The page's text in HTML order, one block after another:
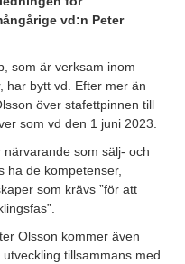
vd:n Peter
som är verksam inom
har bytt vd. Efter mer än
över stafettpinnen till
som vd den 1 juni 2023.
som sälj- och
ha de kompetenser,
som krävs ”för att
Olsson kommer även
tillsammans med